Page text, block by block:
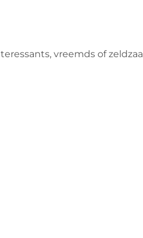
vreemds of